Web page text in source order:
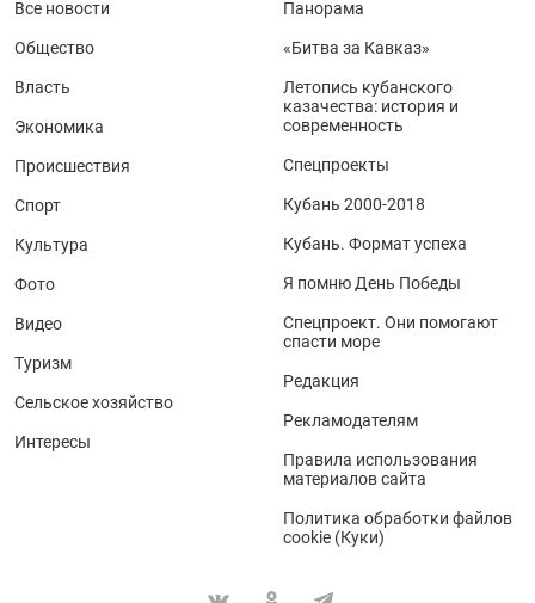
Все новости
Общество
Власть
Экономика
Происшествия
Спорт
Культура
Фото
Видео
Туризм
Сельское хозяйство
Интересы
Панорама
«Битва за Кавказ»
Летопись кубанского
казачества: история и
современность
Спецпроекты
Кубань 2000-2018
Кубань. Формат успеха
Я помню День Победы
Спецпроект. Они помогают
спасти море
Редакция
Рекламодателям
Правила использования
материалов сайта
Политика обработки файлов
cookie (Куки)